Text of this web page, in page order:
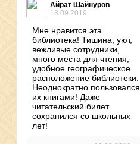
Айрат Шайнуров
13.09.2019
Мне нравится эта
библиотека! Тишина, уют,
вежливые сотрудники,
много места для чтения,
удобное географическое
расположение библиотеки.
Неоднократно пользовался
их книгами! Даже
читательский билет
сохранился со школьных
лет!